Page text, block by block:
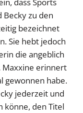
zu den
bezeichnet
Sie hebt jedoch
die angeblich
Maxxine erinnert
gewonnen habe.
jederzeit und
könne, den Titel